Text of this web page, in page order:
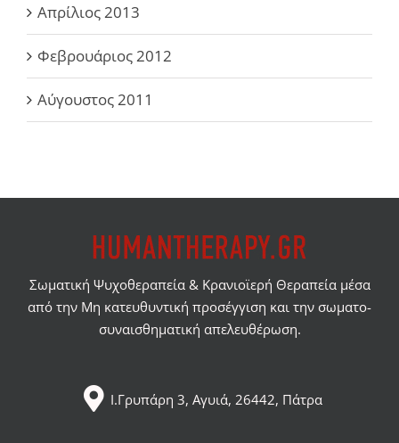
Απρίλιος 2013
Φεβρουάριος 2012
Αύγουστος 2011
Σωματική Ψυχοθεραπεία & Κρανιοϊερή Θεραπεία μέσα
από την Μη κατευθυντική προσέγγιση και την σωματο-
συναισθηματική απελευθέρωση.
Ι.Γρυπάρη 3, Αγυιά, 26442, Πάτρα